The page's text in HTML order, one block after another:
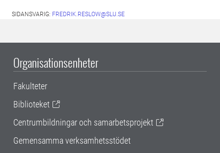
SIDANSVARIG: FREDRIK.RESLOW@SLU.SE
Organisationsenheter
Fakulteter
Biblioteket
Centrumbildningar och samarbetsprojekt
Gemensamma verksamhetsstödet